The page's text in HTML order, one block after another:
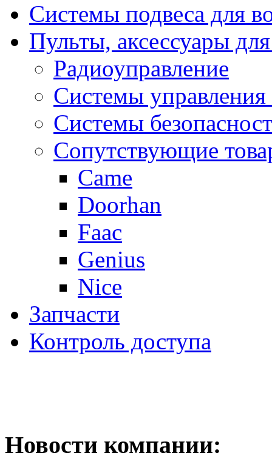
Системы подвеса для
Пульты, аксессуары
Радиоуправление
Системы
Системы
Сопутствующие
Came
Doorhan
Faac
Genius
Nice
Запчасти
Контроль доступа
Новости компании: